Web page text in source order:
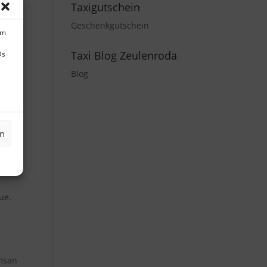
Taxigutschein
Geschenkgutschein
Taxi Blog Zeulenroda
Blog